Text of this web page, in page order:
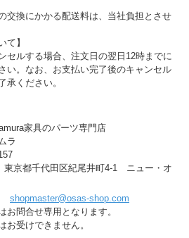
交換にかかる配送料は、当社負担とさせ
て】
セルする場合、注文日の翌日12時までに
い。なお、お支払い完了後のキャンセル
承ください。
家具のパーツ専門店
ラ
京都千代田区紀尾井町4-1 ニュー・オ
shopmaster@osas-shop.com
問合せ専用となります。
受けできません。